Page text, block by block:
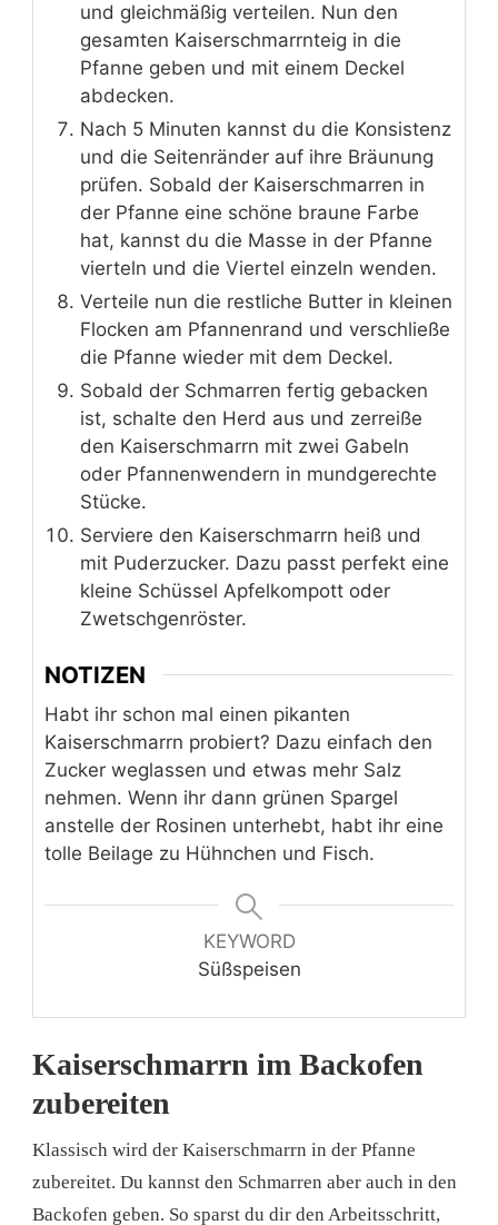
und gleichmäßig verteilen. Nun den
gesamten Kaiserschmarrnteig in die
Pfanne geben und mit einem Deckel
abdecken.
Nach 5 Minuten kannst du die Konsistenz
und die Seitenränder auf ihre Bräunung
prüfen. Sobald der Kaiserschmarren in
der Pfanne eine schöne braune Farbe
hat, kannst du die Masse in der Pfanne
vierteln und die Viertel einzeln wenden.
Verteile nun die restliche Butter in kleinen
Flocken am Pfannenrand und verschließe
die Pfanne wieder mit dem Deckel.
Sobald der Schmarren fertig gebacken
ist, schalte den Herd aus und zerreiße
den Kaiserschmarrn mit zwei Gabeln
oder Pfannenwendern in mundgerechte
Stücke.
Serviere den Kaiserschmarrn heiß und
mit Puderzucker. Dazu passt perfekt eine
kleine Schüssel Apfelkompott oder
Zwetschgenröster.
NOTIZEN
Habt ihr schon mal einen pikanten
Kaiserschmarrn probiert? Dazu einfach den
Zucker weglassen und etwas mehr Salz
nehmen. Wenn ihr dann grünen Spargel
anstelle der Rosinen unterhebt, habt ihr eine
tolle Beilage zu Hühnchen und Fisch.
KEYWORD
Süßspeisen
Kaiserschmarrn im Backofen
zubereiten
Klassisch wird der Kaiserschmarrn in der Pfanne
zubereitet. Du kannst den Schmarren aber auch in den
Backofen geben. So sparst du dir den Arbeitsschritt,